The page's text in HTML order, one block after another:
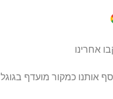
אחרינו
אותנו כמקור מועדף בגוגל